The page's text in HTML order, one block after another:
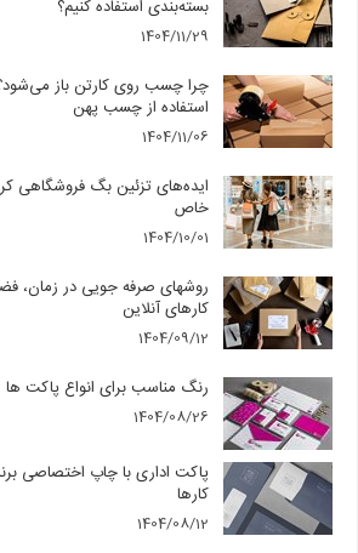
بسته‌بندی استفاده کنیم؟
1404/11/29
استفاده از چسب پهن
1404/11/06
ایده‌های تزئین بگ فروشگاهی
خاص
1404/10/01
روشهای صرفه جویی در زمان،
کارهای آنلاین
1404/09/12
رنگ مناسب برای انواع پاکت ها
1404/08/26
پاکت اداری با چاپ اختصاصی
کارها
1404/08/12